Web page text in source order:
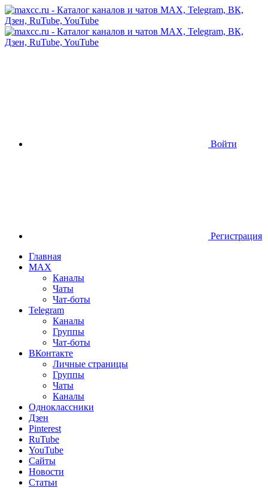
Войти
Регистрация
Главная
MAX
Каналы
Чаты
Чат-боты
Telegram
Каналы
Группы
Чат-боты
ВКонтакте
Личные страницы
Группы
Чаты
Каналы
Одноклассники
Дзен
Pinterest
RuTube
YouTube
Сайты
Новости
Статьи